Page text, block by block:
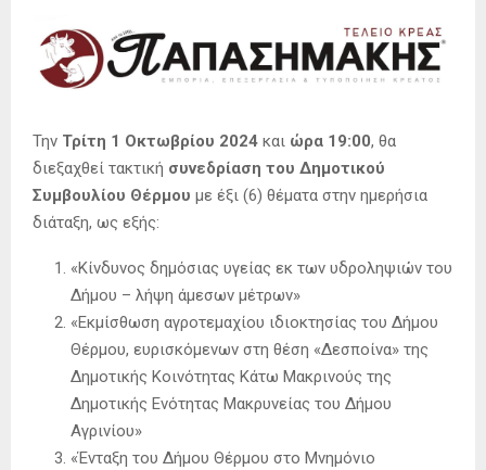
Την Τρίτη 1 Οκτωβρίου 2024 και ώρα 19:00, θα
διεξαχθεί τακτική συνεδρίαση του Δημοτικού
Συμβουλίου Θέρμου με έξι (6) θέματα στην ημερήσια
διάταξη, ως εξής:
«Κίνδυνος δημόσιας υγείας εκ των υδροληψιών του
Δήμου – λήψη άμεσων μέτρων»
«Εκμίσθωση αγροτεμαχίου ιδιοκτησίας του Δήμου
Θέρμου, ευρισκόμενων στη θέση «Δεσποίνα» της
Δημοτικής Κοινότητας Κάτω Μακρινούς της
Δημοτικής Ενότητας Μακρυνείας του Δήμου
Αγρινίου»
«Ένταξη του Δήμου Θέρμου στο Μνημόνιο